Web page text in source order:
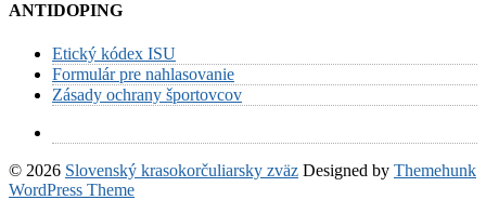
ANTIDOPING
Etický kódex ISU
Formulár pre nahlasovanie
Zásady ochrany športovcov
© 2026 Slovenský krasokorčuliarsky zväz Designed by Themehunk
WordPress Theme